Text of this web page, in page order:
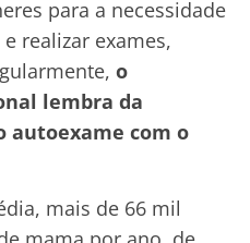
para a necessidade
realizar exames,
o
lembra da
autoexame com o
mais de 66 mil